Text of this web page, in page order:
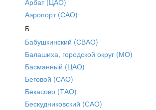
Аэропорт (САО)
Б
Бабушкинский (СВАО)
Балашиха, городской округ (МО)
Басманный (ЦАО)
Беговой (САО)
Бекасово (ТАО)
Бескудниковский (САО)